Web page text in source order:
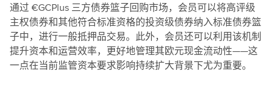
通过 €GCPlus 三方债券篮子回购市场，会员可以将高评级
主权债券和其他符合标准资格的投资级债券纳入标准债券篮
子中，进行一般抵押品交易。此外，会员还可以利用该机制
提升资本和运营效率，更好地管理其欧元现金流动性——这
一点在当前监管资本要求影响持续扩大背景下尤为重要。